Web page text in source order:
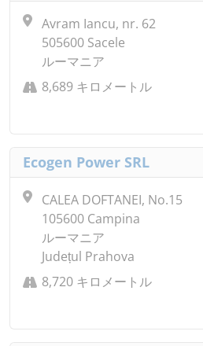
Avram Iancu, nr. 62
505600 Sacele
ルーマニア
8,689 キロメートル
Ecogen Power SRL
CALEA DOFTANEI, No.15
105600 Campina
ルーマニア
Județul Prahova
8,720 キロメートル